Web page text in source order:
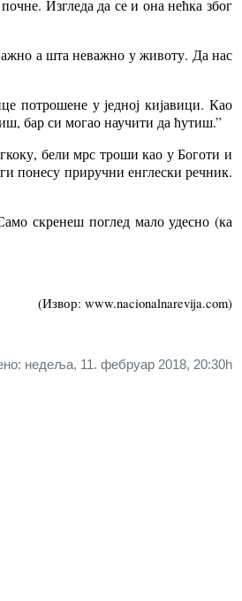
Изгледа да се и она нећка због
а шта неважно у животу. Да нас
потрошене у једној кијавици. Као
бар си могао научити да ћутиш.”
бели мрс троши као у Боготи и
понесу приручни енглески речник.
скренеш поглед мало удесно (ка
(Извор: www.nacionalnarevija.com)
недеља, 11. фебруар 2018, 20:30h